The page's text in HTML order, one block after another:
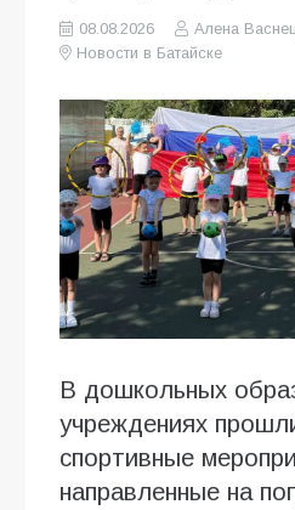
08.08.2026
Алена
Новости в Батайске
В дошкольных
учреждениях
спортивные
направленные на